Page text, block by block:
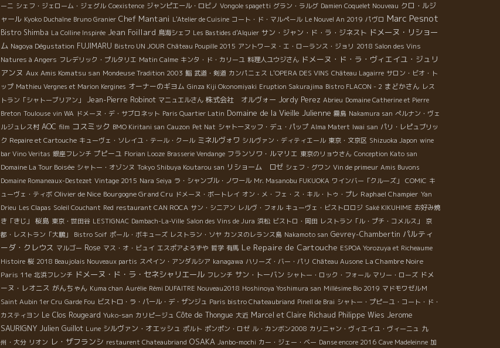
ーニ シェフ・ジェローム・ジェグル Coexistence ジャンピエール・ロビノ Vongole spagetti グラン・ラルグ Damien Coquelet Nouveau クロ・ルジ
ャール Kyoko Duchaîne Bruno Granier Chef Mantani L'Atelier de Cuisine コート・ド・マルペール Le Nouvel An 2019 パヴロ Marc Pesnot
Bistro Shimba La Colline Inspirée Jean Foillard 鳥海シェフ Les Bastides d'Alquier サン・ジャン・ド・ラ・ジネスト ドメーヌ・リショー
ム Nagoya Dégustation FUJIMARU Bistro UN JOUR Château Poupille 2015 アントワーヌ・エ・ローランス・ジョリ 2018 Salon des Vins
Natures à Angers フレデリック・プルタリエ Matin Calme キンタ・ド・カリーユ 料理人ユウジさん ドメーヌ・ド・ラ・ヴィエイユ・ジュリ
アンヌ Aux Amis Komatsu san Mondeuse Tradition 2003 鮨 武道・剣道 カンパニェス L'OPERA DES VINS Château Lagairre サロン・ビオ・ト
ップ Mathieu Vergnes et Marion Kergines オーナーのギヨム Ginza Kiji Okonomiyaki Eruption Sakurajima Bistro FLACON - 2 まどかさん レス
トラン「シャトーブリアン」
Jean-Pierre Robinot マニュエルさん 株式会社 オルヴォー Jordy Perez Abrieu Domaine Catherine et Pierre
Breton Toulouse vin WA ドメーヌ・デ・サブロネット Paris Quartier Latin Domaine de la Vieille Julienne 霧島 Nakamura san ぺルナン・ヴェ
ルジュレス村 AOC film コスミック BMO Kiritani san Cauzon Pet Nat シャトーヌッフ・デュ・パップ Alma Matert Iwai san パリ・レピュブリッ
ク Repaire et Cartouche キューヴェ・ソレイユ・テール・クール ミネルヴォワ シルヴァン・ディティエール 東京・文京区 Shizuoka Japon wine
bar Vino Veritas 銀座フレンチ プピーユ Florian Looze Brasserie Vendange フランソワ・ルマリエ 東京のリョウさん Conception Kato san
Domaine La Tour Boisée シャトー・オゾンヌ Tokyo Shibuya Koutarou san リショーム ロゼ シェフ・グワン Vin de primeur Amis Buvons
Domaine Romaneaux-Destezet Vintage 2015 Nara Seiya ラ・シャンブル・ノワール Mr. Masanobu FUKUOKA ワインバー「クルーズ」 COMIC キ
ューヴェ・ティボ Olivier de Nice Bourgogne Grand Cru ドメーヌ・ボートレイ オン・メ・フェ・ス・キル・トゥ・プレ Raphael Champier Yan
Drieu Les Clapas Soleil Couchant Red restaurant CAN ROCA サン・シニアン レルヴ・フォル キューヴェ・ビストロロジ Saké KIKUHIME お好み焼
き「きじ」
桜島 東京・世田谷 LESTIGNAC Dambach-La-Ville Salon des Vins de Jura 浜松 ビストロ・岡田 レストラン「ル・プチ・コメルス」
京
都・レストラン「大鵬」
Bistro Soif ポール・ボキューズ レストラン・ソヤ カンヌのレランス島 Nakamoto san Gevrey-Chambertin パルティ
ーダ・クレウス マルゴー Rose マス・オ・ビュイ エスポアよろずや 哲学 有馬 Le Repaire de Cartouche ESPOA Yorozuya et Richeaume
Histoire 桜 2018 Beaujolais Nouveaux partis スペイン・アンダルシア kanagawa ハリーズ・バー・パリ Château Ausone La Chambre Noire
Paris 11e 北浜フレンチ ドメーヌ・ド・ラ・セネシャリエール フレンチ サン・トーバン シャトー・ロック・フォール マリー・ローズ ドメ
ーヌ・レオニス がんちゃん Kuma chan Aurélie Rémi DUFAITRE Nouveau2018 Hoshinoya Yoshimura san Millésime Bio 2019 マドモワゼルＭ
Saint Aubin 1er Cru Garde Fou ビストロ・ラ・パール・デ・ザンジュ Paris bistro Chateaubriand Pinell de Brai シャトー・プピーユ・コート・ド・
カスティヨン Le Clos Rougeard Yuko-san カリピージュ Côte de Thongue 大近 Marcel et Claire Richaud Philippe Wies Jerome
SAURIGNY Julien Guillot Lune シルヴァン・オエッシュ ポルト ポンポン・ロゼ ル・カンボン2008 カリニャン・ヴィエイユ・ヴィーニュ 九
州・大分 リオン レ・ザフランシ restaurent Chateaubriand OSAKA Janbo-mochi カー・ジェー・ベー Danse encore 2016 Cave Madeleinne 加